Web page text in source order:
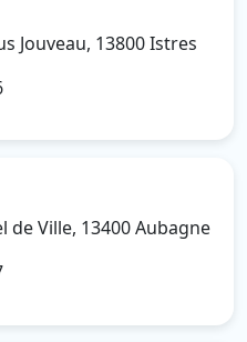
Jouveau, 13800 Istres
de Ville, 13400 Aubagne